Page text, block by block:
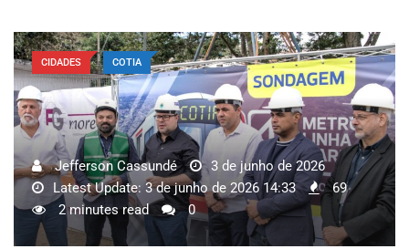
CIDADES COTIA
Jefferson Cassundé
3 de junho de 2026
Latest Update: 3 de junho de 2026 14:33
69
2 minutes read
0